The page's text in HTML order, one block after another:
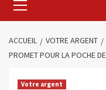
ACCUEIL VOTRE ARGENT
PROMET POUR LA POCHE
Votre argent